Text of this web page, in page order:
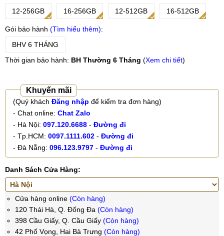
12-256GB
16-256GB 12-512GB 16-512GB
Gói bảo hành
Tìm hiểu thêm
BHV 6 THÁNG
Thời gian bảo hành: BH Thường 6 Tháng (Xem chi tiết)
Khuyến mãi
(Quý khách Đăng nhập để kiểm tra đơn hàng)
- Chat online: Chat Zalo
- Hà Nội: 097.120.6688 - Đường đi
- Tp.HCM: 0097.1111.602 - Đường đi
- Đà Nẵng: 096.123.9797 - Đường đi
Danh Sách Cửa Hàng:
Cửa hàng online (Còn hàng)
120 Thái Hà, Q. Đống Đa (Còn hàng)
398 Cầu Giấy, Q. Cầu Giấy (Còn hàng)
42 Phố Vọng, Hai Bà Trưng (Còn hàng)